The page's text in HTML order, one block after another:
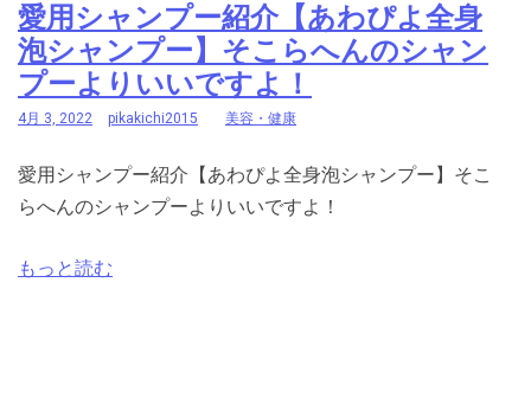
愛用シャンプー紹介【あわぴよ全身
泡シャンプー】そこらへんのシャン
プーよりいいですよ！
4月 3, 2022 pikakichi2015 美容・健康
愛用シャンプー紹介【あわぴよ全身泡シャンプー】そこ
らへんのシャンプーよりいいですよ！
もっと読む